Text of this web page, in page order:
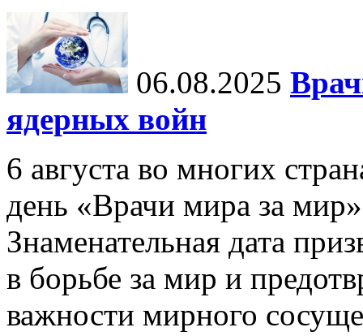
06.08.2025
ядерных войн
6 августа во многих
день «Врачи мира за
Знаменательная дата
в борьбе за мир и
важности мирного